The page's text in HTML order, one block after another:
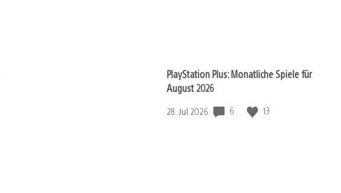
PlayStation Plus: Monatliche Spiele für
August 2026
Veröffentlichungsdatum:
28. Jul 2026 6 13